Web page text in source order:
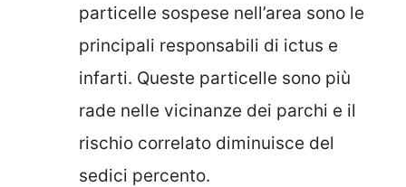
particelle sospese nell’area sono le
principali responsabili di ictus e
infarti. Queste particelle sono più
rade nelle vicinanze dei parchi e il
rischio correlato diminuisce del
sedici percento.